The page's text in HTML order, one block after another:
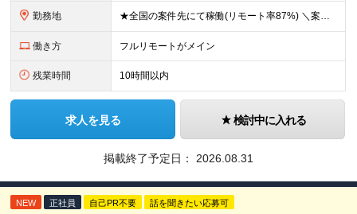
勤務地 ★全国の案件先にて稼働(リモート率87%) ＼案件は「100%選択制」なので、理想の働き方が可能！／ ＼＼フルリモート・ハイブリッド・フル出社から選択可能です／／ ※事務作業／帰社日はありません
働き方 フルリモートがメイン
残業時間 10時間以内
求人を見る 検討中に入れる
掲載終了予定日： 2026.08.31
NEW 正社員 自己PR不要 話を聞きたい応募可